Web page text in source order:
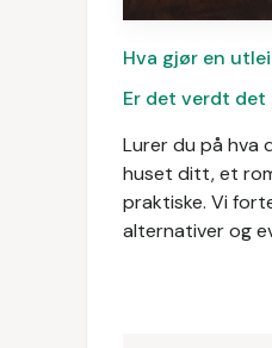
Hva gjør en
Er det verdt det
Lurer du på hva
huset ditt, et
praktiske. Vi
alternativer og